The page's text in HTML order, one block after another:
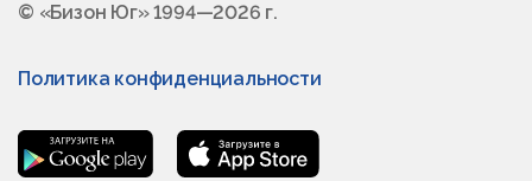
© «Бизон Юг» 1994—2026 г.
Политика конфиденциальности